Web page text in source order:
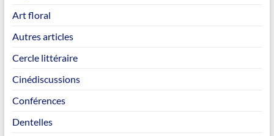
Art floral
Autres articles
Cercle littéraire
Cinédiscussions
Conférences
Dentelles